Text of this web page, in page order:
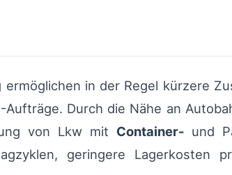
ermöglichen in der Regel kürzere
Durch die Nähe an
von Lkw mit Container- und
geringere Lagerkosten